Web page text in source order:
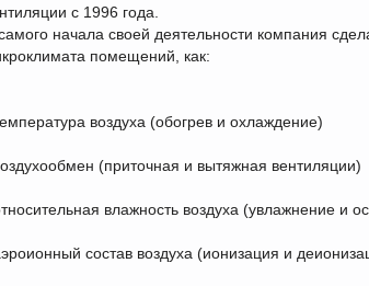
с 1996 года.
начала своей деятельности компания
помещений, как:
воздуха (обогрев и охлаждение)
(приточная и вытяжная вентиляции)
влажность воздуха (увлажнение и
состав воздуха (ионизация и